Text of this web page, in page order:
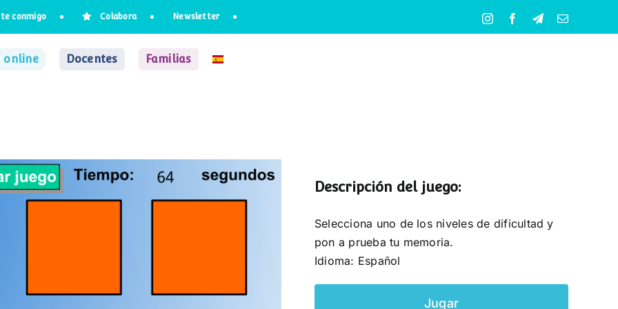
conmigo Colabora Newsletter InstagramFacebookTelegramCorreo
online Docentes Familias
Descripción del juego:
Selecciona uno de los niveles de dificultad y
pon a prueba tu memoria.
Idioma: Español
Jugar